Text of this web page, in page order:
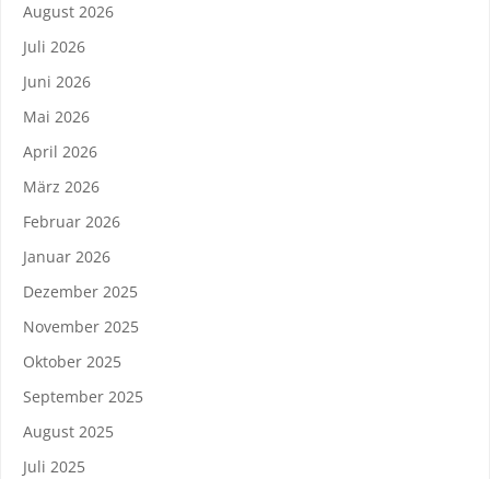
August 2026
Juli 2026
Juni 2026
Mai 2026
April 2026
März 2026
Februar 2026
Januar 2026
Dezember 2025
November 2025
Oktober 2025
September 2025
August 2025
Juli 2025